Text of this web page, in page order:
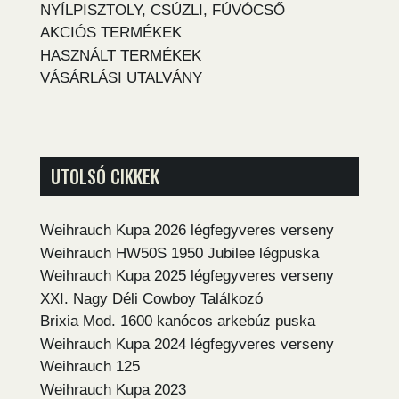
NYÍLPISZTOLY, CSÚZLI, FÚVÓCSŐ
AKCIÓS TERMÉKEK
HASZNÁLT TERMÉKEK
VÁSÁRLÁSI UTALVÁNY
UTOLSÓ CIKKEK
Weihrauch Kupa 2026 légfegyveres verseny
Weihrauch HW50S 1950 Jubilee légpuska
Weihrauch Kupa 2025 légfegyveres verseny
XXI. Nagy Déli Cowboy Találkozó
Brixia Mod. 1600 kanócos arkebúz puska
Weihrauch Kupa 2024 légfegyveres verseny
Weihrauch 125
Weihrauch Kupa 2023